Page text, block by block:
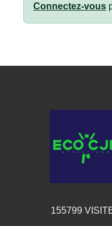
Connectez-vous
155799